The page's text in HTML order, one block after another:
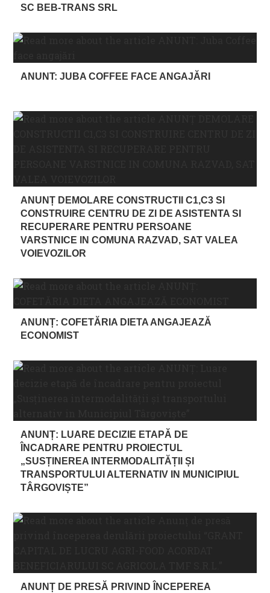
SC BEB-TRANS SRL
ANUNT: JUBA COFFEE FACE ANGAJĂRI
ANUNȚ DEMOLARE CONSTRUCTII C1,C3 SI
CONSTRUIRE CENTRU DE ZI DE ASISTENTA SI
RECUPERARE PENTRU PERSOANE
VARSTNICE IN COMUNA RAZVAD, SAT VALEA
VOIEVOZILOR
ANUNȚ: COFETĂRIA DIETA ANGAJEAZĂ
ECONOMIST
ANUNȚ: LUARE DECIZIE ETAPĂ DE
ÎNCADRARE PENTRU PROIECTUL
„SUSȚINEREA INTERMODALITĂȚII ȘI
TRANSPORTULUI ALTERNATIV IN MUNICIPIUL
TÂRGOVIȘTE”
ANUNȚ DE PRESĂ PRIVIND ÎNCEPEREA